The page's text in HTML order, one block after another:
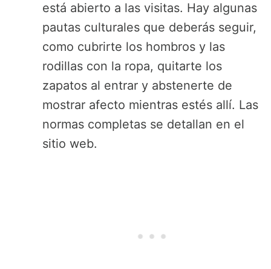
está abierto a las visitas. Hay algunas
pautas culturales que deberás seguir,
como cubrirte los hombros y las
rodillas con la ropa, quitarte los
zapatos al entrar y abstenerte de
mostrar afecto mientras estés allí. Las
normas completas se detallan en el
sitio web.